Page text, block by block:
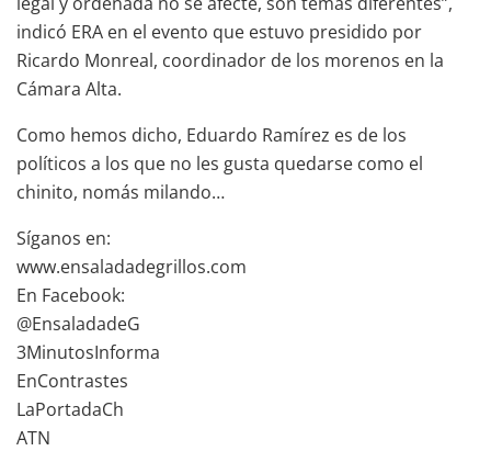
indicó ERA en el evento que estuvo presidido por
Ricardo Monreal, coordinador de los morenos en la
Cámara Alta.
Como hemos dicho, Eduardo Ramírez es de los
políticos a los que no les gusta quedarse como el
chinito, nomás milando…
Síganos en:
www.ensaladadegrillos.com
En Facebook:
@EnsaladadeG
3MinutosInforma
EnContrastes
LaPortadaCh
ATN